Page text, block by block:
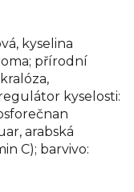
kyselina
přírodní
kyselosti:
arabská
C); barvivo: